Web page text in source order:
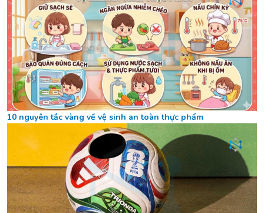
10 nguyên tắc vàng về vệ sinh an toàn thực phẩm